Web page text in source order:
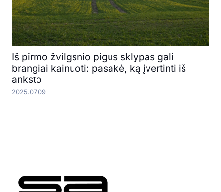
Iš pirmo žvilgsnio pigus sklypas gali
brangiai kainuoti: pasakė, ką įvertinti iš
anksto
2025.07.09